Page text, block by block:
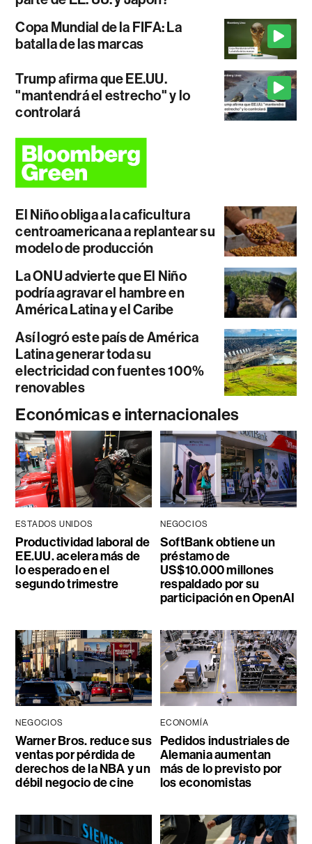
Copa Mundial de la FIFA: La
batalla de las marcas
Trump afirma que EE.UU.
"mantendrá el estrecho" y lo
controlará
El Niño obliga a la caficultura
centroamericana a replantear su
modelo de producción
La ONU advierte que El Niño
podría agravar el hambre en
América Latina y el Caribe
Así logró este país de América
Latina generar toda su
electricidad con fuentes 100%
renovables
Económicas e internacionales
ESTADOS UNIDOS
Productividad laboral de
EE.UU. acelera más de
lo esperado en el
segundo trimestre
NEGOCIOS
SoftBank obtiene un
préstamo de
US$10.000 millones
respaldado por su
participación en OpenAI
NEGOCIOS
Warner Bros. reduce sus
ventas por pérdida de
derechos de la NBA y un
débil negocio de cine
ECONOMÍA
Pedidos industriales de
Alemania aumentan
más de lo previsto por
los economistas